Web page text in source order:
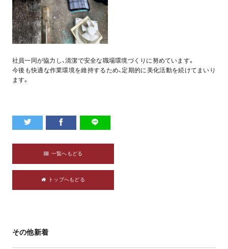
社員一同が協力し、清潔で安全な職場環境づくりに努めています。
今後も快適な作業環境を維持するため、定期的に美化活動を続けてまいり
ます。
一覧へもどる
トップへもどる
その他新着